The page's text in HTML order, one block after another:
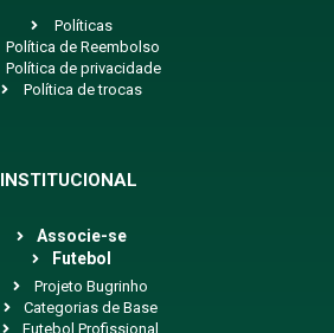
Políticas
Política de Reembolso
Política de privacidade
Política de trocas
INSTITUCIONAL
Associe-se
Futebol
Projeto Bugrinho
Categorias de Base
Futebol Profissional